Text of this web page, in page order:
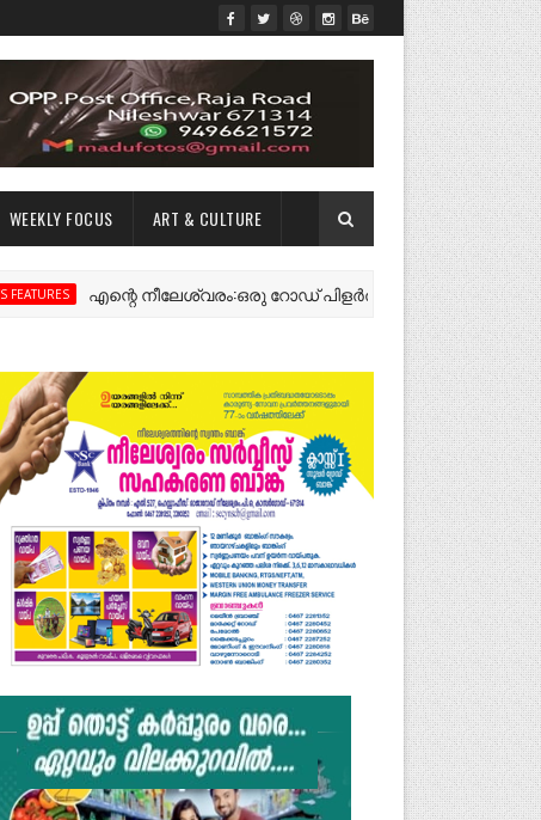
WEEKLY FOCUS ART & CULTURE
എന്റെ നീലേശ്വരം:ഒരു റോഡ് പിളർത്തിയ ഓർമ്മകൾ ✍️